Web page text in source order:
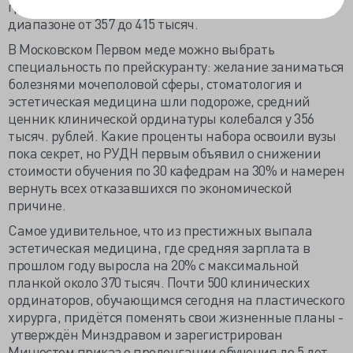
где можно было подобрать годовое обучение в
диапазоне от 357 до 415 тысяч.
В Московском Первом меде можно выбрать
специальность по прейскуранту: желание заниматься
болезнями мочеполовой сферы, стоматология и
эстетическая медицина шли подороже, средний
ценник клинической ординатуры колебался у 356
тысяч. рублей. Какие проценты набора освоили вузы
пока секрет, но РУДН первым объявил о снижении
стоимости обучения по 30 кафедрам на 30% и намерен
вернуть всех отказавшихся по экономической
причине.
Самое удивительное, что из престижных выпала
эстетическая медицина, где средняя зарплата в
прошлом году выросла на 20% с максимальной
планкой около 370 тысяч. Почти 500 клинических
ординаторов, обучающимся сегодня на пластического
хирурга, придётся поменять свои жизненные планы -
утверждён Минздравом и зарегистрирован